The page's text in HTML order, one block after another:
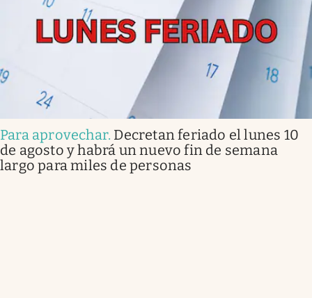
Para aprovechar. Decretan feriado el lunes 10
de agosto y habrá un nuevo fin de semana
largo para miles de personas